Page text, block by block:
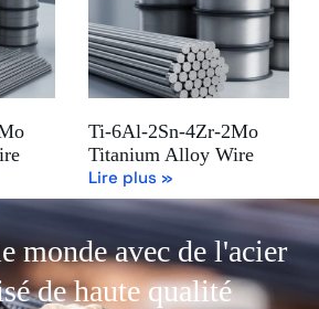
Ti-6Al-2Sn-4Zr-2Mo
Titanium Alloy Wire
Lire plus »
monde avec de l'acier
de haute qualité